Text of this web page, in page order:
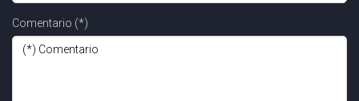
Comentario (*)